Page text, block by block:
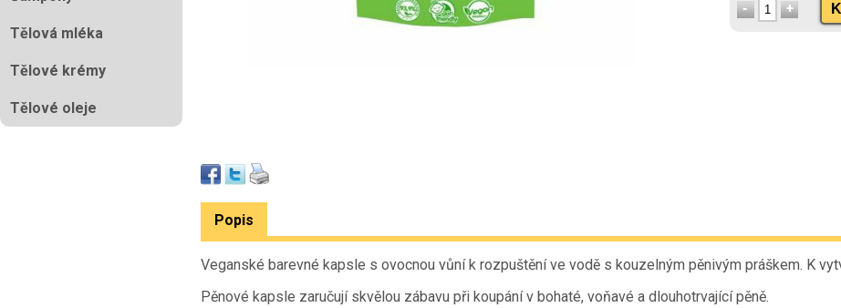
Tělová mléka
Tělové krémy
Tělové oleje
Popis
Veganské barevné kapsle s ovocnou vůní k rozpuštění ve vodě s kouzelným pěnivým práškem. K
Pěnové kapsle zaručují skvělou zábavu při koupání v bohaté, voňavé a dlouhotrvající pěně.